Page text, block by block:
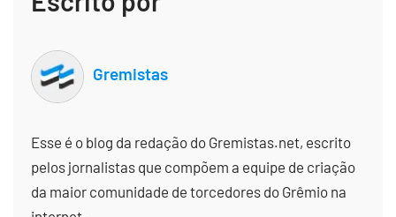
Gremistas
Esse é o blog da redação do Gremistas.net, escrito
pelos jornalistas que compõem a equipe de criação
da maior comunidade de torcedores do Grêmio na